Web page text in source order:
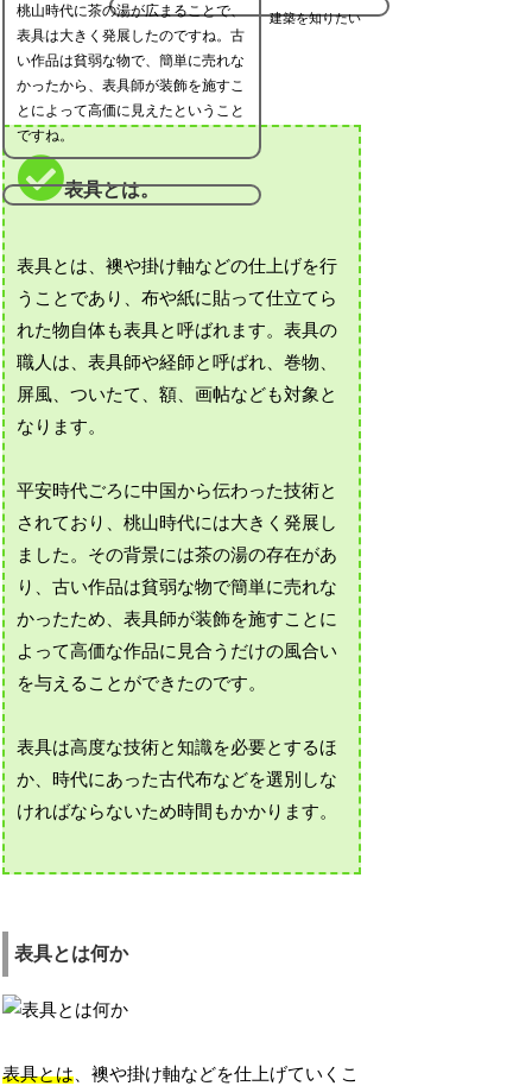
建築を知りたい
桃山時代に茶の湯が広まることで、
表具は大きく発展したのですね。古
い作品は貧弱な物で、簡単に売れな
かったから、表具師が装飾を施すこ
とによって高価に見えたということ
ですね。
表具とは。
表具とは、襖や掛け軸などの仕上げを行
うことであり、布や紙に貼って仕立てら
れた物自体も表具と呼ばれます。表具の
職人は、表具師や経師と呼ばれ、巻物、
屏風、ついたて、額、画帖なども対象と
なります。
平安時代ごろに中国から伝わった技術と
されており、桃山時代には大きく発展し
ました。その背景には茶の湯の存在があ
り、古い作品は貧弱な物で簡単に売れな
かったため、表具師が装飾を施すことに
よって高価な作品に見合うだけの風合い
を与えることができたのです。
表具は高度な技術と知識を必要とするほ
か、時代にあった古代布などを選別しな
ければならないため時間もかかります。
表具とは何か
表具とは、襖や掛け軸などを仕上げていくこ